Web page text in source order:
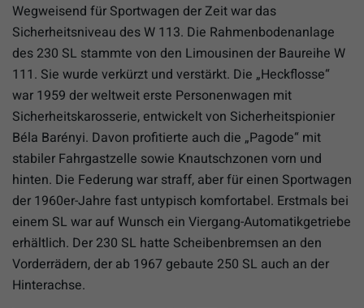
Wegweisend für Sportwagen der Zeit war das
Sicherheitsniveau des W 113. Die Rahmenbodenanlage
des 230 SL stammte von den Limousinen der Baureihe W
111. Sie wurde verkürzt und verstärkt. Die „Heckflosse“
war 1959 der weltweit erste Personenwagen mit
Sicherheitskarosserie, entwickelt von Sicherheitspionier
Béla Barényi. Davon profitierte auch die „Pagode“ mit
stabiler Fahrgastzelle sowie Knautschzonen vorn und
hinten. Die Federung war straff, aber für einen Sportwagen
der 1960er-Jahre fast untypisch komfortabel. Erstmals bei
einem SL war auf Wunsch ein Viergang-Automatikgetriebe
erhältlich. Der 230 SL hatte Scheibenbremsen an den
Vorderrädern, der ab 1967 gebaute 250 SL auch an der
Hinterachse.